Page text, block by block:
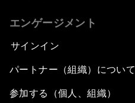
エンゲージメント
サインイン
パートナー（組織）について
参加する（個人、組織）